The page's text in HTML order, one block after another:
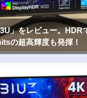
」をレビュー。HDR
の超高輝度も発揮！